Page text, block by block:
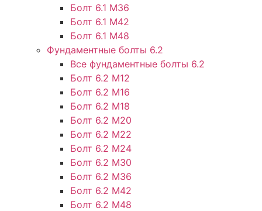
Болт 6.1 М36
Болт 6.1 М42
Болт 6.1 М48
Фундаментные болты 6.2
Все фундаментные болты 6.2
Болт 6.2 М12
Болт 6.2 М16
Болт 6.2 М18
Болт 6.2 М20
Болт 6.2 М22
Болт 6.2 М24
Болт 6.2 М30
Болт 6.2 М36
Болт 6.2 М42
Болт 6.2 М48